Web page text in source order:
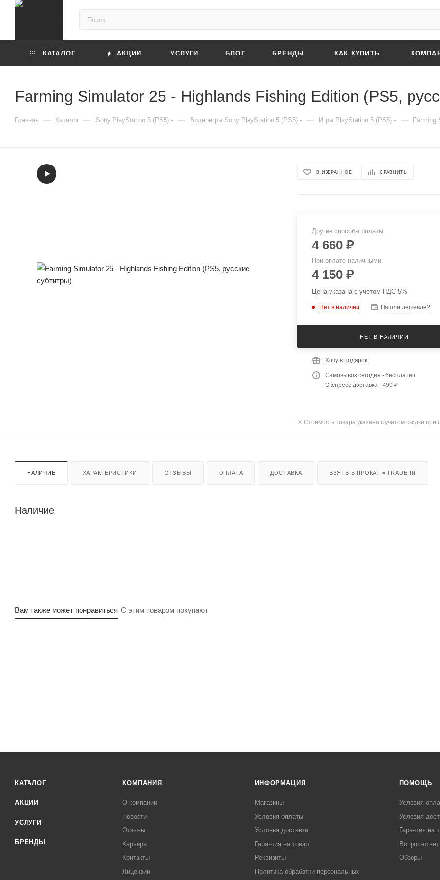
КАТАЛОГ АКЦИИ УСЛУГИ БЛОГ БРЕНДЫ КАК КУПИТЬ
Farming Simulator 25 - Highlands Fishing Edition (PS5,
Главная — Каталог — Sony PlayStation 5 (PS5) — Видеоигры Sony PlayStation 5 (PS5) — Игры PlayStation 5 (PS5) — Farming
В ИЗБРАННОЕ СРАВНИТЬ
Другие способы оплаты
4 660 ₽
При оплате наличными
4 150 ₽
Цена указана с учетом НДС 5%
Нет в наличии Нашли дешевле?
НЕТ В НАЛИЧИИ
Хочу в подарок
Самовывоз сегодня - бесплатно
Экспресс доставка - 499 ₽
✴️ Стоимость товара указана с учетом скидки при
НАЛИЧИЕ ХАРАКТЕРИСТИКИ ОТЗЫВЫ ОПЛАТА ДОСТАВКА ВЗЯТЬ В ПРОКАТ = TRADE-IN
Наличие
Вам также может понравиться С этим товаром покупают
КАТАЛОГ
АКЦИИ
УСЛУГИ
БРЕНДЫ
КОМПАНИЯ
О компании
Новости
Отзывы
Карьера
Контакты
Лицензии
ИНФОРМАЦИЯ
Магазины
Условия оплаты
Условия доставки
Гарантия на товар
Реквизиты
Политика обработки персональных
ПОМОЩЬ
Условия
Условия
Гарантия на
Вопрос-ответ
Обзоры